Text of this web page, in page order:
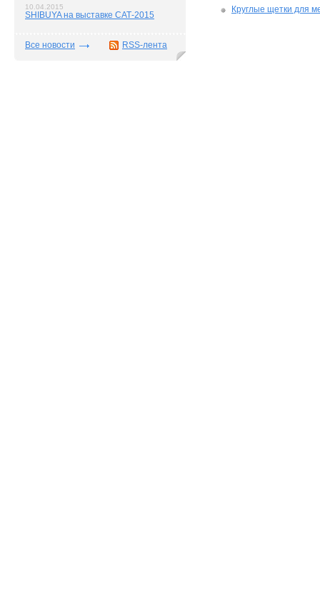
10.04.2015
SHIBUYA на выставке САТ-2015
Все новости RSS-лента
Круглые щетки для